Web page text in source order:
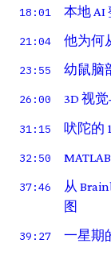
18:01 本地 AI
21:04 他为何
23:55 幼鼠脑
26:00 3D 视
31:15 吠陀的
32:50
37:46
从
图
39:27 一星期